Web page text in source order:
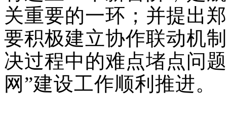
关重要的一环；并提出
要积极建立协作联动机
决过程中的难点堵点问
网”建设工作顺利推进。